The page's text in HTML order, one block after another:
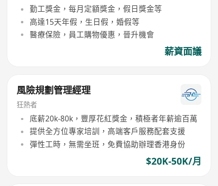
勤工獎金，每月定額獎金，假日獎金等
高達15天年假，生日假，婚假等
醫療保險，員工購物優惠，晉升機會
薪資面議
風險規劃管理經理
狂熱者
底薪20k-80k，豐厚花紅獎金，積極者年薪逾百萬
提供全方位專家培訓，高端客戶服務配套支援
彈性工時，無需坐班，免費協助辦理香港身份
$20K-50K/月